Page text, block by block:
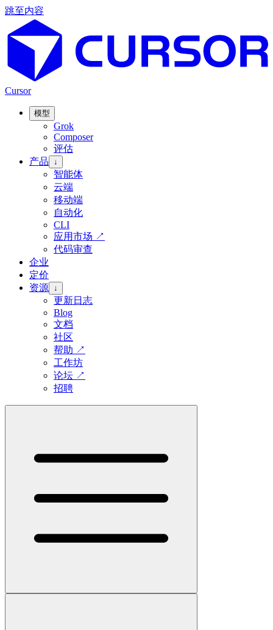
跳至内容
Cursor
模型
Grok
Composer
评估
产品
↓
智能体
云端
移动端
自动化
CLI
应用市场 ↗
代码审查
企业
定价
资源 ↓
更新日志
Blog
文档
社区
帮助 ↗
工作坊
论坛 ↗
招聘